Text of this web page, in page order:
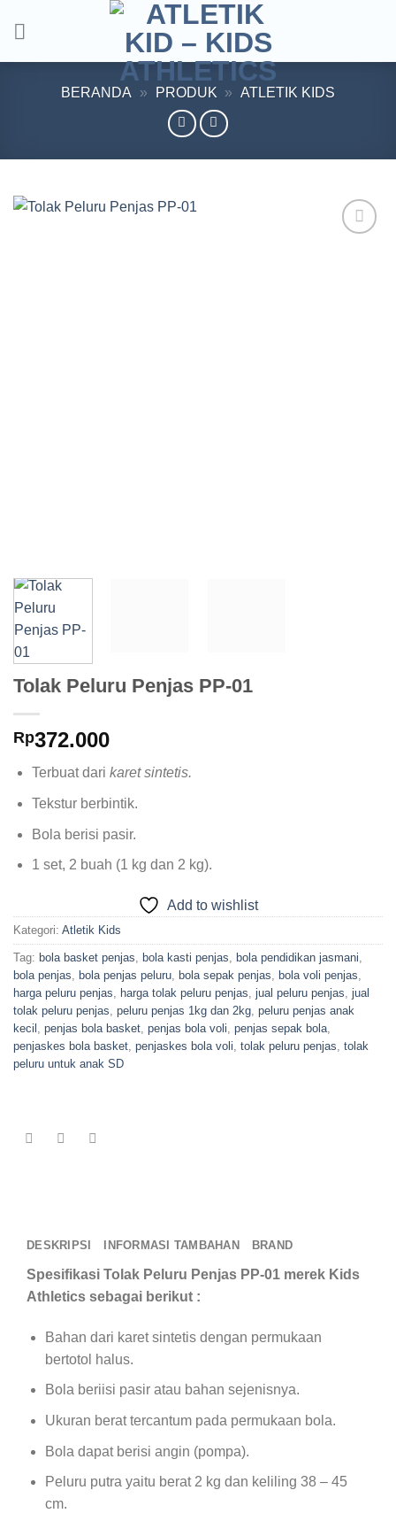
BERANDA » PRODUK » ATLETIK KIDS
Tolak Peluru Penjas PP-01
Rp372.000
Terbuat dari karet sintetis.
Tekstur berbintik.
Bola berisi pasir.
1 set, 2 buah (1 kg dan 2 kg).
Add to wishlist
Kategori: Atletik Kids
Tag: bola basket penjas, bola kasti penjas, bola pendidikan jasmani,
bola penjas, bola penjas peluru, bola sepak penjas, bola voli penjas,
harga peluru penjas, harga tolak peluru penjas, jual peluru penjas, jual
tolak peluru penjas, peluru penjas 1kg dan 2kg, peluru penjas anak
kecil , penjas bola basket, penjas bola voli, penjas sepak bola,
penjaskes bola basket, penjaskes bola voli, tolak peluru penjas, tolak
peluru untuk anak SD
DESKRIPSI INFORMASI TAMBAHAN BRAND
Spesifikasi Tolak Peluru Penjas PP-01 merek Kids
Athletics sebagai berikut :
Bahan dari karet sintetis dengan permukaan
bertotol halus.
Bola beriisi pasir atau bahan sejenisnya.
Ukuran berat tercantum pada permukaan bola.
Bola dapat berisi angin (pompa).
Peluru putra yaitu berat 2 kg dan keliling 38 – 45
cm.